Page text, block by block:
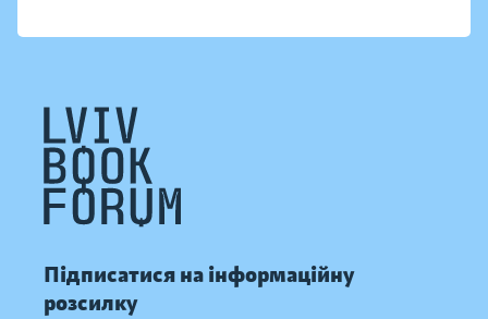
Підписатися на інформаційну
розсилку